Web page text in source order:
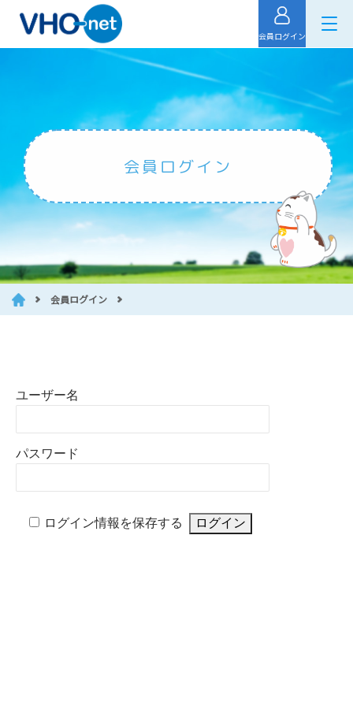
会員ログイン
会員ログイン
会員ログイン
ユーザー名
パスワード
ログイン情報を保存する